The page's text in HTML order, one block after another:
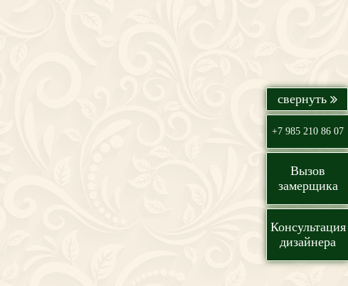
+7 985 210 86 07
Вызов
замерщика
Консультация
дизайнера